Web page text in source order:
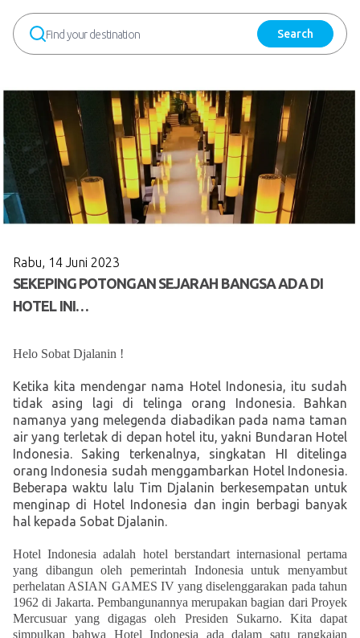
Search
Rabu, 14 Juni 2023
SEKEPING POTONGAN SEJARAH BANGSA ADA DI
HOTEL INI…
Helo Sobat Djalanin !
Ketika kita mendengar nama Hotel Indonesia, itu sudah
tidak asing lagi di telinga orang Indonesia. Bahkan
namanya yang melegenda diabadikan pada nama taman
air yang terletak di depan hotel itu, yakni Bundaran Hotel
Indonesia. Saking terkenalnya, singkatan HI ditelinga
orang Indonesia sudah menggambarkan Hotel Indonesia.
Beberapa waktu lalu Tim Djalanin berkesempatan untuk
menginap di Hotel Indonesia dan ingin berbagi banyak
hal kepada Sobat Djalanin.
Hotel Indonesia adalah hotel berstandart internasional pertama
yang dibangun oleh pemerintah Indonesia untuk menyambut
perhelatan ASIAN GAMES IV yang diselenggarakan pada tahun
1962 di Jakarta. Pembangunannya merupakan bagian dari Proyek
Mercusuar yang digagas oleh Presiden Sukarno. Kita dapat
simpulkan bahwa Hotel Indonesia ada dalam satu rangkaian